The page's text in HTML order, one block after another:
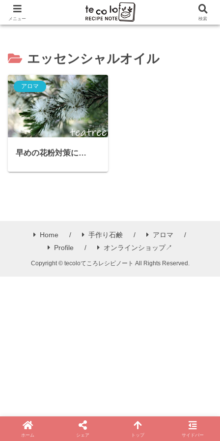
ホーム エッセンシャルオイル
エッセンシャルオイル
アロマ
早めの花粉対策に…
Home 手作り石鹸
アロマ
Profile
オンラインショップ↗
Copyright © tecoloてころレシピノート All Rights Reserved.
メニュー 検索
ホーム シェア トップ サイドバー